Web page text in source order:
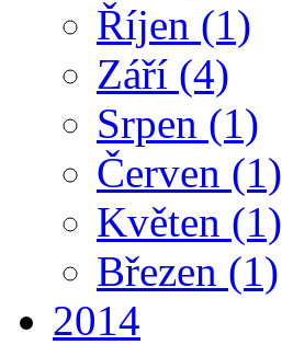
Říjen (1)
Září (4)
Srpen (1)
Červen (1)
Květen (1)
Březen (1)
2014